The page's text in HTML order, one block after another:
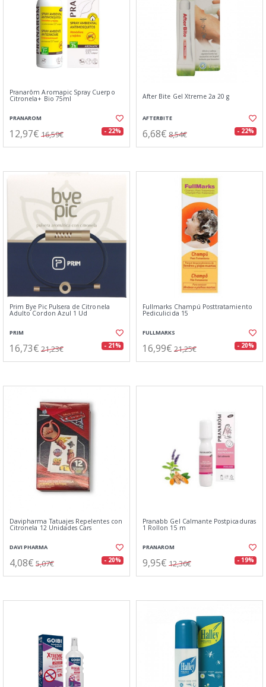
Pranarôm Aromapic Spray Cuerpo
Citronela+ Bio 75ml
PRANAROM
12,97€ 16,59€ - 22%
After Bite Gel Xtreme 2a 20 g
AFTERBITE
6,68€ 8,54€ - 22%
Prim Bye Pic Pulsera de Citronela
Adulto Cordon Azul 1 Ud
PRIM
16,73€ 21,23€ - 21%
Fullmarks Champú Posttratamiento
Pediculicida 15
FULLMARKS
16,99€ 21,25€ - 20%
Davipharma Tatuajes Repelentes con
Citronela 12 Unidades Cars
DAVI PHARMA
4,08€ 5,07€ - 20%
Pranabb Gel Calmante Postpicaduras
1 Rollon 15 m
PRANAROM
9,95€ 12,36€ - 19%